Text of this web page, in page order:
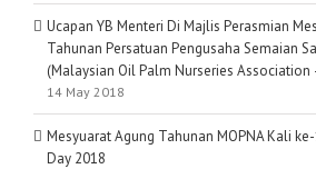
Ucapan YB Menteri Di Majlis Perasmian
Tahunan Persatuan Pengusaha Semaian
(Malaysian Oil Palm Nurseries Association
14 May 2018
Mesyuarat Agung Tahunan MOPNA Kali
Day 2018